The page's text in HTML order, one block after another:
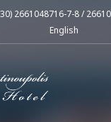
2661048716-7-8 /
English